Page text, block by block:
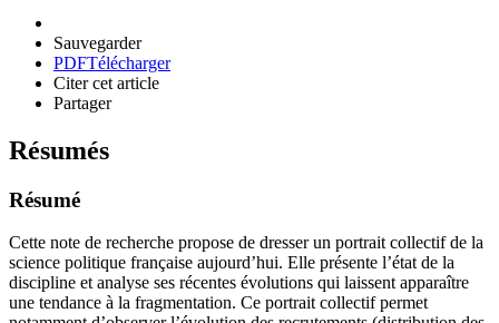
Sauvegarder
PDFTélécharger
Citer cet article
Partager
Résumés
Résumé
Cette note de recherche propose de dresser un portrait collectif de la
science politique française aujourd’hui. Elle présente l’état de la
discipline et analyse ses récentes évolutions qui laissent apparaître
une tendance à la fragmentation. Ce portrait collectif permet